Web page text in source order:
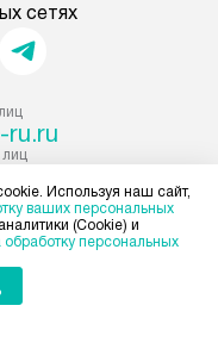
сетях
ru.ru
Используя наш сайт,
ваших персональных
(Cookie) и
персональных